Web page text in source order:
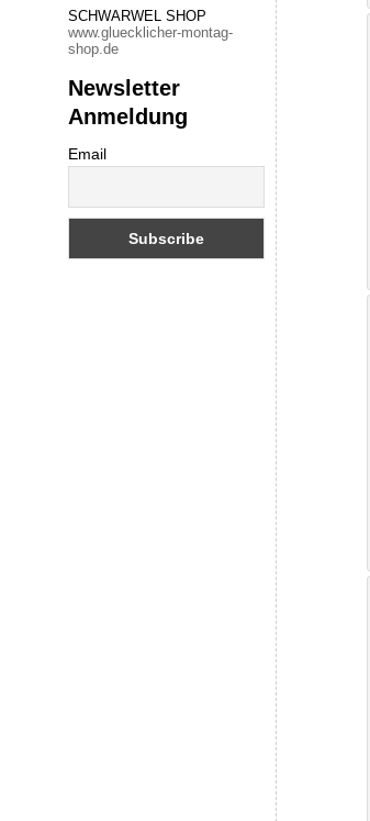
SCHWARWEL SHOP
www.gluecklicher-montag-
shop.de
Newsletter
Anmeldung
Email